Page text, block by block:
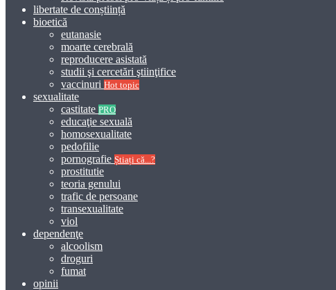
libertate de conștiință
bioetică
eutanasie
moarte cerebrală
reproducere asistată
studii şi cercetări ştiinţifice
vaccinuri Hot topic
sexualitate
castitate PRO
educaţie sexuală
homosexualitate
pedofilie
pornografie Știați că...?
prostitutie
teoria genului
trafic de persoane
transexualitate
viol
dependenţe
alcoolism
droguri
fumat
opinii